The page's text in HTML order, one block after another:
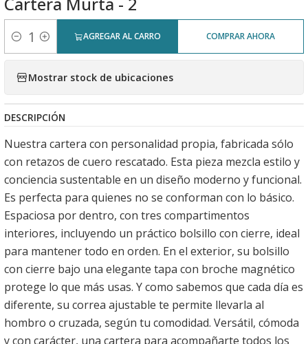
Cantidad
AGREGAR AL CARRO COMPRAR AHORA
Mostrar stock de ubicaciones
DESCRIPCIÓN
Nuestra cartera con personalidad propia, fabricada sólo
con retazos de cuero rescatado. Esta pieza mezcla estilo y
conciencia sustentable en un diseño moderno y funcional.
Es perfecta para quienes no se conforman con lo básico.
Espaciosa por dentro, con tres compartimentos
interiores, incluyendo un práctico bolsillo con cierre, ideal
para mantener todo en orden. En el exterior, su bolsillo
con cierre bajo una elegante tapa con broche magnético
protege lo que más usas. Y como sabemos que cada día es
diferente, su correa ajustable te permite llevarla al
hombro o cruzada, según tu comodidad. Versátil, cómoda
y con carácter, una cartera para acompañarte todos los